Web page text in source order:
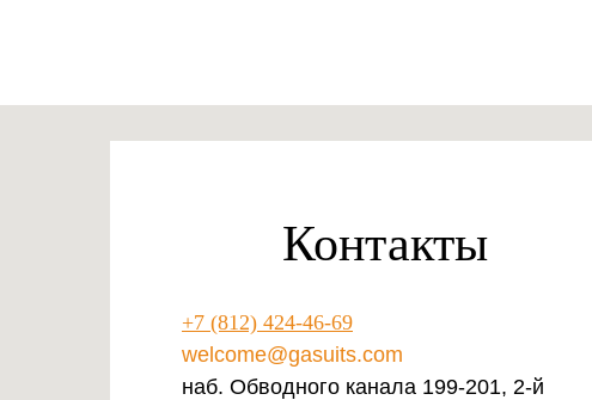
Контакты
+7 (812) 424-46-69
welcome@gasuits.com
наб. Обводного канала 199-201, 2-й